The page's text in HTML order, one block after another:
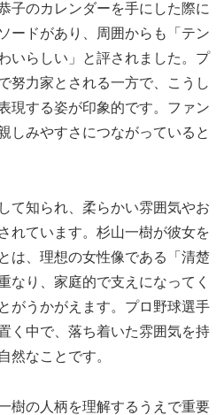
子のカレンダーを手にした際に
ードがあり、周囲からも「テン
いらしい」と評されました。プ
努力家とされる一方で、こうし
現する姿が印象的です。ファン
しみやすさにつながっていると
て知られ、柔らかい雰囲気やお
れています。杉山一樹が彼女を
は、理想の女性像である「清楚
なり、家庭的で支えになってく
がうかがえます。プロ野球選手
く中で、落ち着いた雰囲気を持
然なことです。
樹の人柄を理解するうえで重要